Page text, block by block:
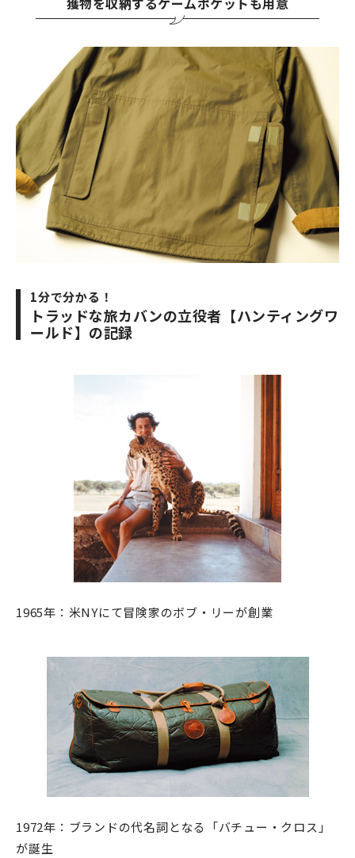
1分で分かる！
トラッドな旅カバンの立役者【ハンティングワ
ールド】の記録
1965年：米NYにて冒険家のボブ・リーが創業
1972年：ブランドの代名詞となる「バチュー・クロス」
が誕生